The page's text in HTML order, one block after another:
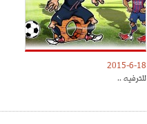
2015-6-18
للترفيه ..